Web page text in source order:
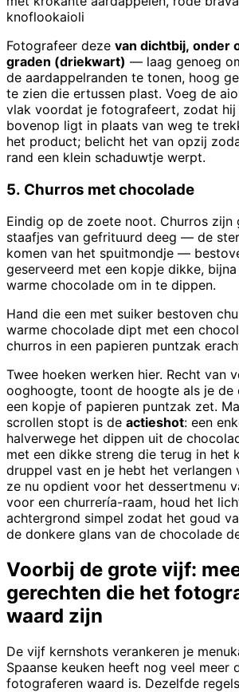
knoflookaioli
Fotografeer deze van dichtbij, onder
graden (driekwart) — laag genoeg
de aardappelranden te tonen, hoog
te zien die ertussen plast. Voeg de
vlak voordat je fotografeert, zodat hij
bovenop ligt in plaats van weg te
het product; belicht het van opzij
rand een klein schaduwtje werpt.
5. Churros met chocolade
Eindig op de zoete noot. Churros zijn
staafjes van gefrituurd deeg — de
komen van het spuitmondje —
geserveerd met een kopje dikke,
warme chocolade om in te dippen.
Hand die een met suiker bestoven
warme chocolade dipt met een
churros in een papieren puntzak
Twee hoeken werken hier. Recht van
ooghoogte, toont de hoogte als je de
een kopje of papieren puntzak zet.
scrollen stopt is de actieshot: een
halverwege het dippen uit de
met een dikke streng die terug in het
druppel vast en je hebt het verlangen
ze nu opdient voor het dessertmenu
voor een churrería-raam, houd het
achtergrond simpel zodat het goud
de donkere glans van de chocolade
Voorbij de grote vijf:
gerechten die het
waard zijn
De vijf kernshots verankeren je
Spaanse keuken heeft nog veel meer
fotograferen waard is. Dezelfde